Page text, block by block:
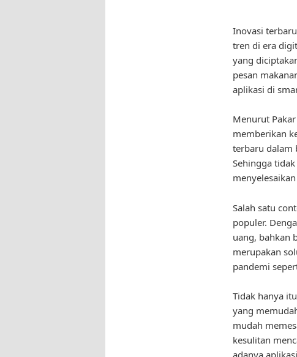
Inovasi
tren di era
yang
pesan
aplikasi di
Menurut
memberikan
terbaru dalam
Sehingga
Salah satu
populer.
uang, bahkan
merupakan
pandemi
Tidak hanya
yang
mudah
kesulitan